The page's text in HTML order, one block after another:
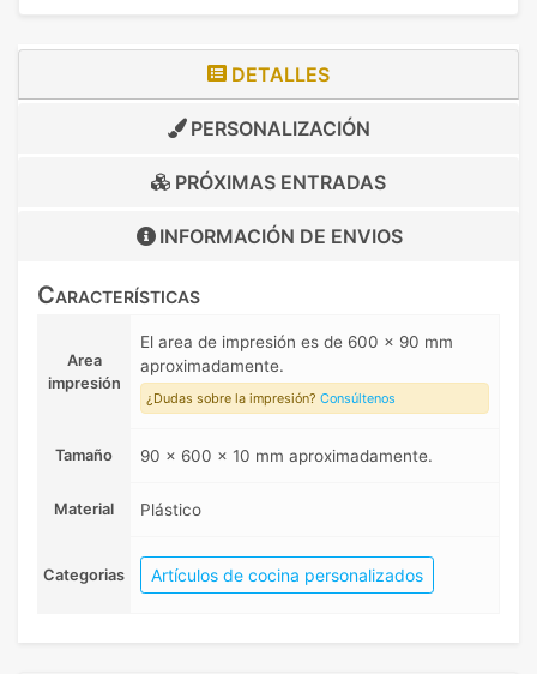
DETALLES
PERSONALIZACIÓN
PRÓXIMAS ENTRADAS
INFORMACIÓN DE ENVIOS
Características
Area
impresión
El area de impresión es de 600 x 90 mm
aproximadamente.
¿Dudas sobre la impresión? Consúltenos
Tamaño 90 x 600 x 10 mm aproximadamente.
Material Plástico
Categorias Artículos de cocina personalizados